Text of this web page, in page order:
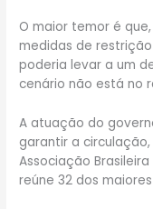
O maior temor é
medidas de
poderia levar a um
cenário não está no
A atuação do
garantir a
Associação
reúne 32 dos